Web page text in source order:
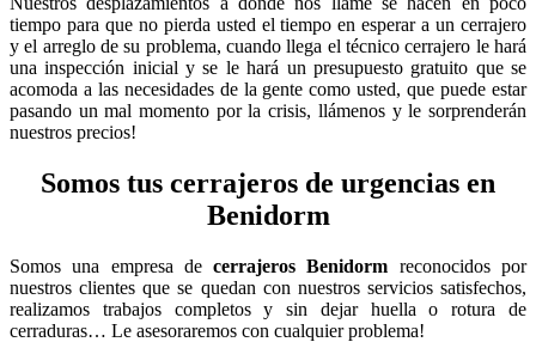
tiempo para que no pierda usted el tiempo en esperar a un cerrajero
y el arreglo de su problema, cuando llega el técnico cerrajero le hará
una inspección inicial y se le hará un presupuesto gratuito que se
acomoda a las necesidades de la gente como usted, que puede estar
pasando un mal momento por la crisis, llámenos y le sorprenderán
nuestros precios!
Somos tus cerrajeros de urgencias en
Benidorm
Somos una empresa decerrajeros Benidorm reconocidos por
nuestros clientes que se quedan con nuestros servicios satisfechos,
realizamos trabajos completos y sin dejar huella o rotura de
cerraduras… Le asesoraremos con cualquier problema!